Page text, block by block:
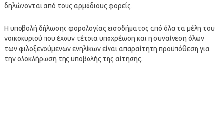
δηλώνονται από τους αρμόδιους φορείς.
Η υποβολή δήλωσης φορολογίας εισοδήματος από όλα τα μέλη του
νοικοκυριού που έχουν τέτοια υποχρέωση και η συναίνεση όλων
των φιλοξενούμενων ενηλίκων είναι απαραίτητη προϋπόθεση για
την ολοκλήρωση της υποβολής της αίτησης.